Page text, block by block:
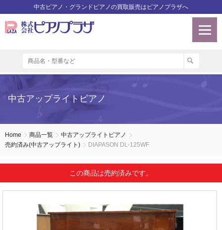
中古ピアノ・グランドピアノの買取販売はピアノプラザへ
中古アップライトピアノ
Home 商品一覧
中古アップライトピアノ
売約済み(中古アップライト)
DIAPASON DL-125WF
この商品は売約済みです。